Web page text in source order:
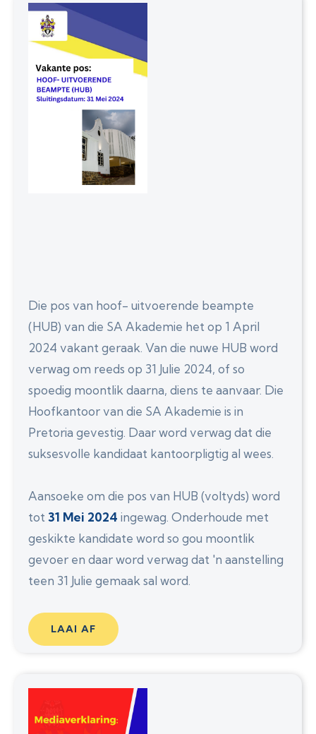
Die pos van hoof- uitvoerende beampte
(HUB) van die SA Akademie het op 1 April
2024 vakant geraak. Van die nuwe HUB word
verwag om reeds op 31 Julie 2024, of so
spoedig moontlik daarna, diens te aanvaar. Die
Hoofkantoor van die SA Akademie is in
Pretoria gevestig. Daar word verwag dat die
suksesvolle kandidaat kantoorpligtig al wees.
Aansoeke om die pos van HUB (voltyds) word
tot 31 Mei 2024 ingewag. Onderhoude met
geskikte kandidate word so gou moontlik
gevoer en daar word verwag dat 'n aanstelling
teen 31 Julie gemaak sal word.
LAAI AF